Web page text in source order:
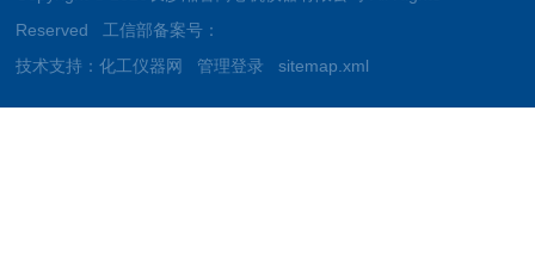
Reserved 工信部备案号：
技术支持：化工仪器网 管理登录 sitemap.xml